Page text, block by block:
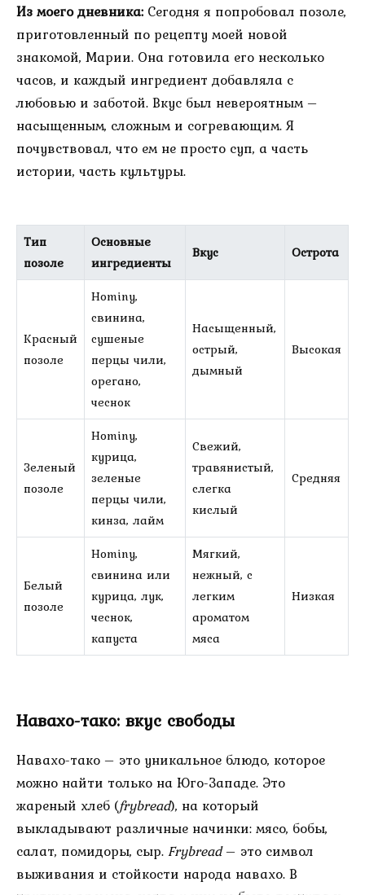
Из моего дневника: Сегодня я попробовал позоле,
приготовленный по рецепту моей новой
знакомой, Марии. Она готовила его несколько
часов, и каждый ингредиент добавляла с
любовью и заботой. Вкус был невероятным –
насыщенным, сложным и согревающим. Я
почувствовал, что ем не просто суп, а часть
истории, часть культуры.
Тип
позоле
Основные
ингредиенты
Вкус Острота
Красный
позоле
Hominy,
свинина,
сушеные
перцы чили,
орегано,
чеснок
Насыщенный,
острый,
дымный
Высокая
Зеленый
позоле
Hominy,
курица,
зеленые
перцы чили,
кинза, лайм
Свежий,
травянистый,
слегка
кислый
Средняя
Белый
позоле
Hominy,
свинина или
курица, лук,
чеснок,
капуста
Мягкий,
нежный, с
легким
ароматом
мяса
Низкая
Навахо-тако: вкус свободы
Навахо-тако – это уникальное блюдо, которое
можно найти только на Юго-Западе. Это
жареный хлеб (frybread), на который
выкладывают различные начинки: мясо, бобы,
салат, помидоры, сыр. Frybread– это символ
выживания и стойкости народа навахо. В